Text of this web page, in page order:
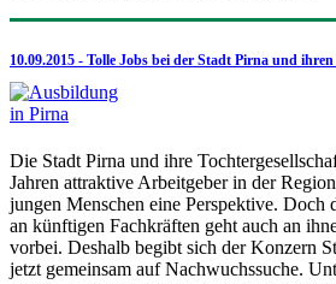
10.09.2015 - Tolle Jobs bei der Stadt Pirna und ihren
Die Stadt Pirna und ihre
Jahren attraktive Arbeitgeber in der
jungen Menschen eine Perspektive. Doch
an künftigen Fachkräften geht auch an
vorbei. Deshalb begibt sich der Konzern
jetzt gemeinsam auf Nachwuchssuche.